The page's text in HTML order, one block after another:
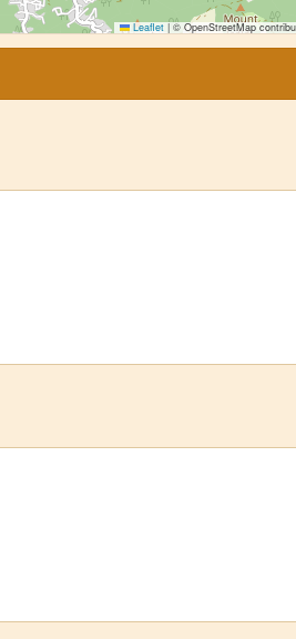
Leaflet |© OpenStreetMap